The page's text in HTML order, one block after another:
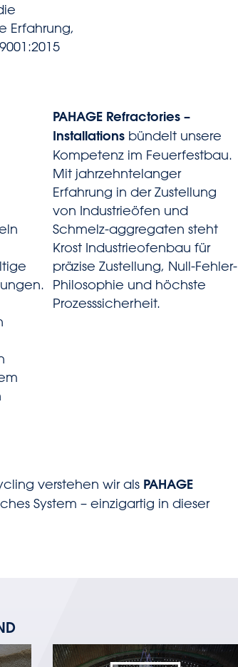
Erfahrung,
PAHAGE Refractories –
Installationsbündelt unsere
Kompetenz im Feuerfestbau.
Mit jahrzehntelanger
Erfahrung in der Zustellung
von Industrieöfen und
Schmelz-aggregaten steht
Krost Industrieofenbau für
präzise Zustellung, Null-Fehler-
Philosophie und höchste
Prozesssicherheit.
verstehen wir als PAHAGE
System – einzigartig in dieser